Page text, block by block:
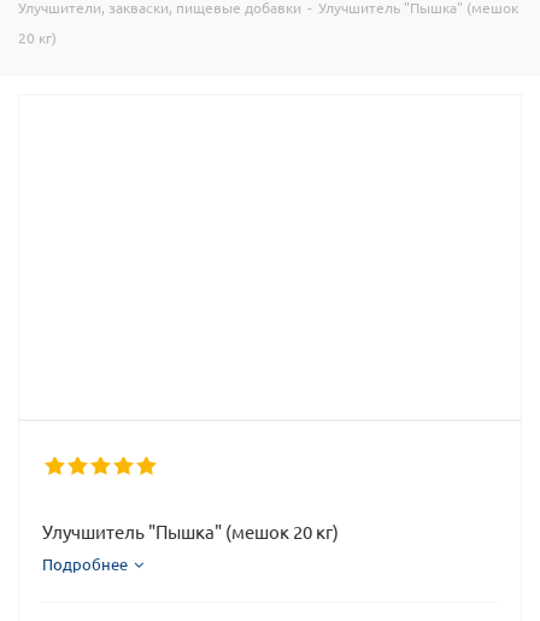
Улучшители, закваски, пищевые добавки - Улучшитель "Пышка" (мешок
20 кг)
Улучшитель "Пышка" (мешок 20 кг)
Подробнее